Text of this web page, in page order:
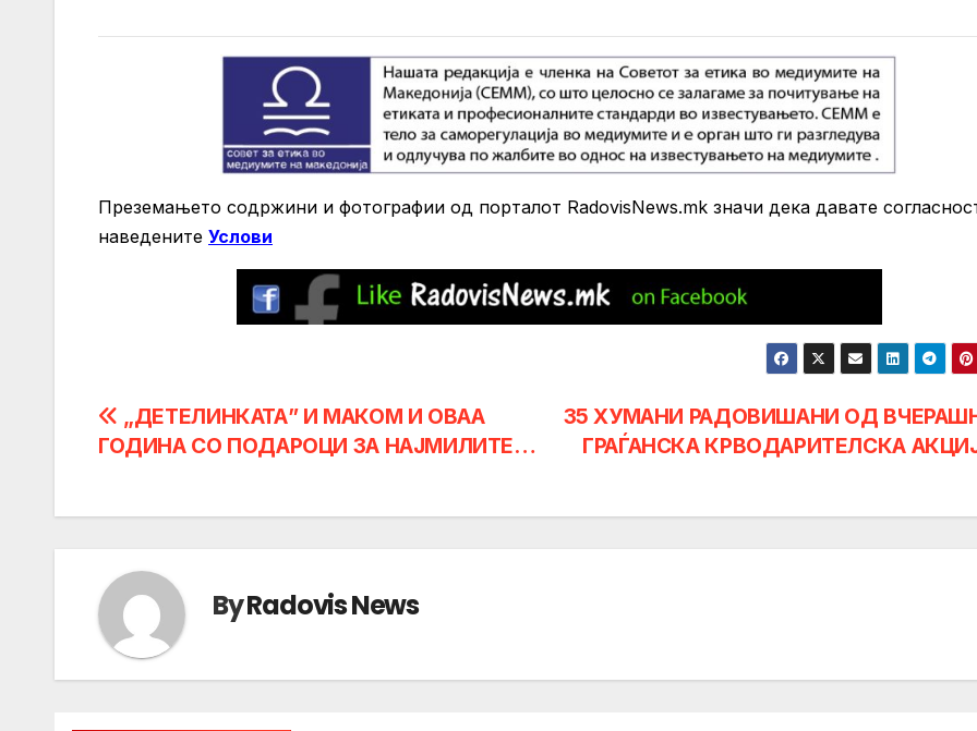
Преземањето содржини и фотографии од порталот RadovisNews.mk значи дека давате
нaведените Услови
Post
navigation
35 ХУМАНИ РАДОВИШАНИ ОД
ГРАЃАНСКА КРВОДАРИТЕЛСКА
„ДЕТЕЛИНКАТА” И МАКОМ И ОВАА
ГОДИНА СО ПОДАРОЦИ ЗА НАЈМИЛИТЕ…
ByRadovis News